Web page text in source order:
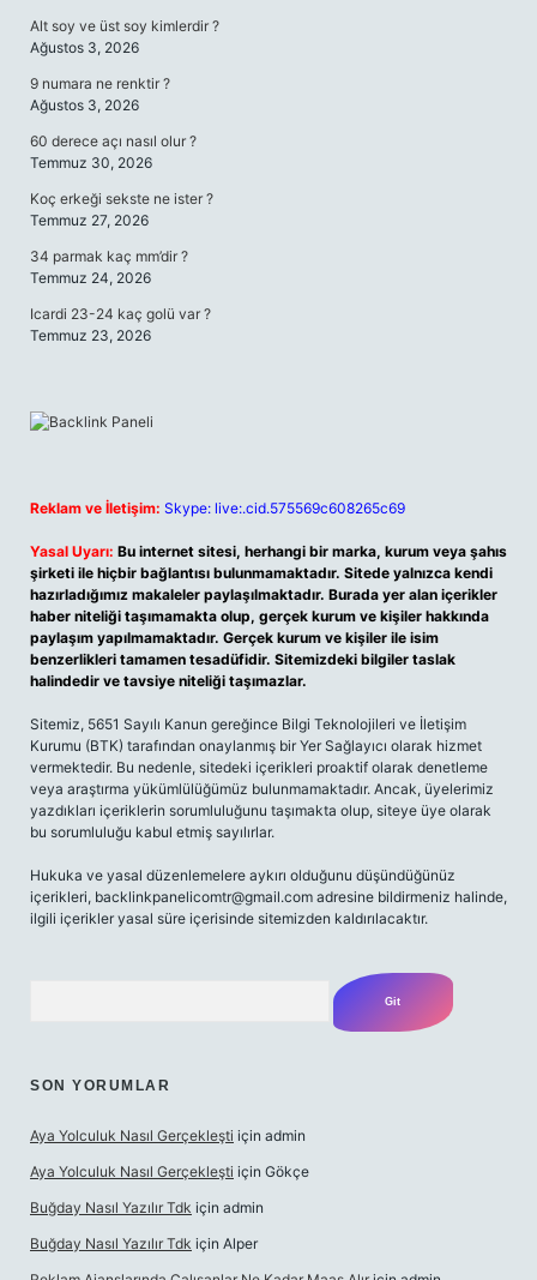
Alt soy ve üst soy kimlerdir ?
Ağustos 3, 2026
9 numara ne renktir ?
Ağustos 3, 2026
60 derece açı nasıl olur ?
Temmuz 30, 2026
Koç erkeği sekste ne ister ?
Temmuz 27, 2026
34 parmak kaç mm’dir ?
Temmuz 24, 2026
Icardi 23-24 kaç golü var ?
Temmuz 23, 2026
Reklam ve İletişim: Skype: live:.cid.575569c608265c69
Yasal Uyarı: Bu internet sitesi, herhangi bir marka, kurum veya şahıs
şirketi ile hiçbir bağlantısı bulunmamaktadır. Sitede yalnızca kendi
hazırladığımız makaleler paylaşılmaktadır. Burada yer alan içerikler
haber niteliği taşımamakta olup, gerçek kurum ve kişiler hakkında
paylaşım yapılmamaktadır. Gerçek kurum ve kişiler ile isim
benzerlikleri tamamen tesadüfidir. Sitemizdeki bilgiler taslak
halindedir ve tavsiye niteliği taşımazlar.
Sitemiz, 5651 Sayılı Kanun gereğince Bilgi Teknolojileri ve İletişim
Kurumu (BTK) tarafından onaylanmış bir Yer Sağlayıcı olarak hizmet
vermektedir. Bu nedenle, sitedeki içerikleri proaktif olarak denetleme
veya araştırma yükümlülüğümüz bulunmamaktadır. Ancak, üyelerimiz
yazdıkları içeriklerin sorumluluğunu taşımakta olup, siteye üye olarak
bu sorumluluğu kabul etmiş sayılırlar.
Hukuka ve yasal düzenlemelere aykırı olduğunu düşündüğünüz
içerikleri, backlinkpanelicomtr@gmail.com adresine bildirmeniz halinde,
ilgili içerikler yasal süre içerisinde sitemizden kaldırılacaktır.
SON YORUMLAR
Aya Yolculuk Nasıl Gerçekleşti için admin
Aya Yolculuk Nasıl Gerçekleşti için Gökçe
Buğday Nasıl Yazılır Tdk için admin
Buğday Nasıl Yazılır Tdk için Alper